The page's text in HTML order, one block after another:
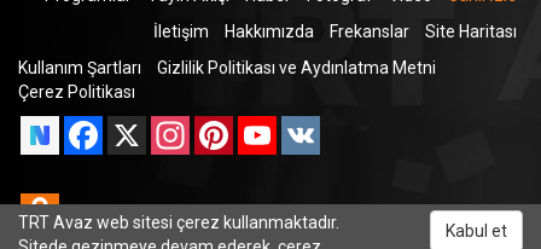
İletişim
Hakkımızda Frekanslar
Site Haritası
Kullanım Şartları
Gizlilik Politikası ve Aydınlatma Metni
Çerez Politikası
Facebook
X InstagramPinterestYouTube
Odnoklassniki
TRT Avaz web sitesi çerez kullanmaktadır.
Kabul et